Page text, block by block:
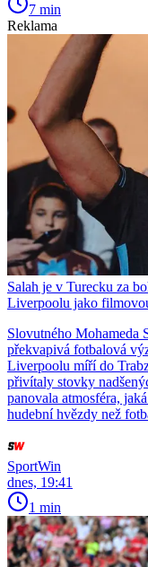
7 min
Reklama
Salah je v Turecku za
Liverpoolu jako
Slovutného Mohameda
překvapivá fotbalová
Liverpoolu míří do
přivítaly stovky
panovala atmosféra,
hudební hvězdy než
SportWin
dnes, 19:41
1 min